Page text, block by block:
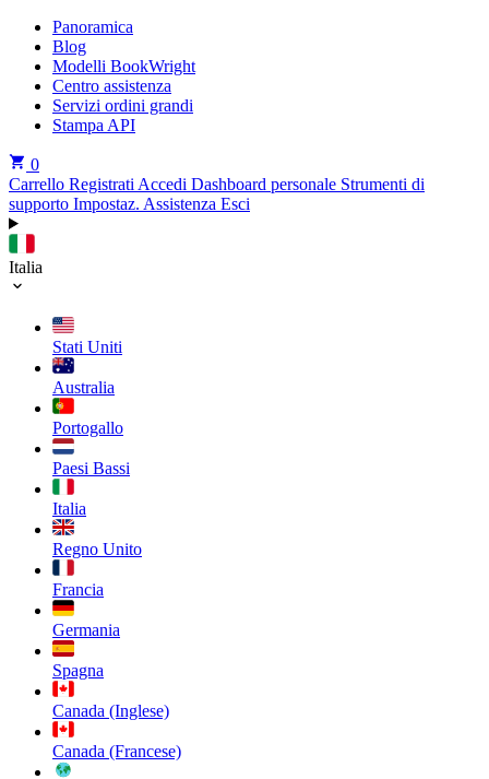
Panoramica
Blog
Modelli BookWright
Centro assistenza
Servizi ordini grandi
Stampa API
0
Carrello Registrati Accedi Dashboard personale Strumenti di
supporto Impostaz. Assistenza Esci
Italia
Stati Uniti
Australia
Portogallo
Paesi Bassi
Italia
Regno Unito
Francia
Germania
Spagna
Canada (Inglese)
Canada (Francese)